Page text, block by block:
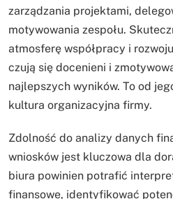
zarządzania projektami,
motywowania zespołu.
atmosferę współpracy i
czują się docenieni i
najlepszych wyników. To od
kultura organizacyjna firmy.
Zdolność do analizy danych
wniosków jest kluczowa dla
biura powinien potrafić
finansowe, identyfikować